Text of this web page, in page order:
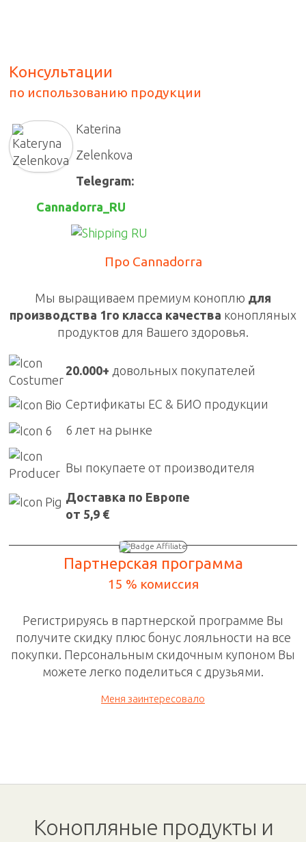
Консультации
по использованию продукции
Katerina
Zelenkova
Telegram:
Cannadorra_RU
Про Cannadorra
Мы выращиваем премиум коноплю для
производства 1го класса качества конопляных
продуктов для Вашего здоровья.
20.000+ довольных покупателей
Сертификаты ЕС & БИО продукции
6 лет на рынке
Вы покупаете от производителя
Доставка по Европе
от 5,9 €
Партнерская программа
15 % комиссия
Регистрируясь в партнерской программе Вы
получите скидку плюс бонус лояльности на все
покупки. Персональным скидочным купоном Вы
можете легко поделиться с друзьями.
Меня заинтересовало
Конопляные продукты и